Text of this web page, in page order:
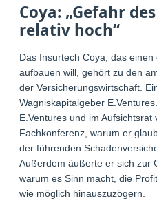
Coya: „Gefahr
relativ hoch“
Das Insurtech Coya, das
aufbauen will, gehört zu den
der Versicherungswirtschaft.
Wagniskapitalgeber
E.Ventures und im
Fachkonferenz, warum er
der führenden
Außerdem äußerte er sich zur
warum es Sinn macht, die
wie möglich hinauszuzögern.